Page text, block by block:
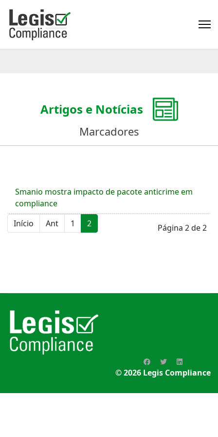
Artigos e Notícias
Marcadores
Smanio mostra impacto de pacote anticrime em
compliance
Página 2 de 2
Início Ant 1 2
© 2026 Legis Compliance